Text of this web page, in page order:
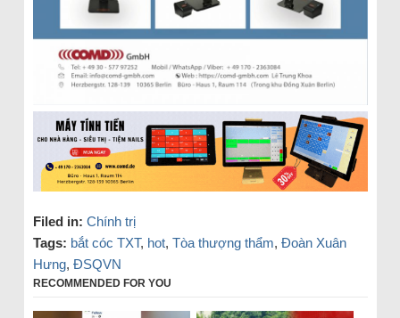
Filed in: Chính trị
Tags: bắt cóc TXT, hot, Tòa thượng thẩm, Đoàn Xuân
Hưng, ĐSQVN
RECOMMENDED FOR YOU